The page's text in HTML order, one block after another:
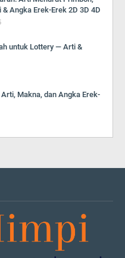
& Angka Erek-Erek 2D 3D 4D
untuk Lottery — Arti &
Makna, dan Angka Erek-